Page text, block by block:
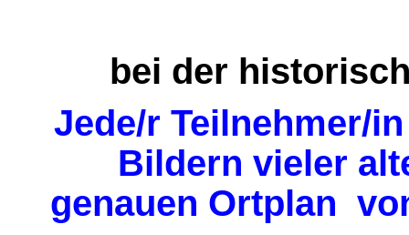
bei der
Jede/r Teilnehmer/
Bildern vieler
genauen Ortplan